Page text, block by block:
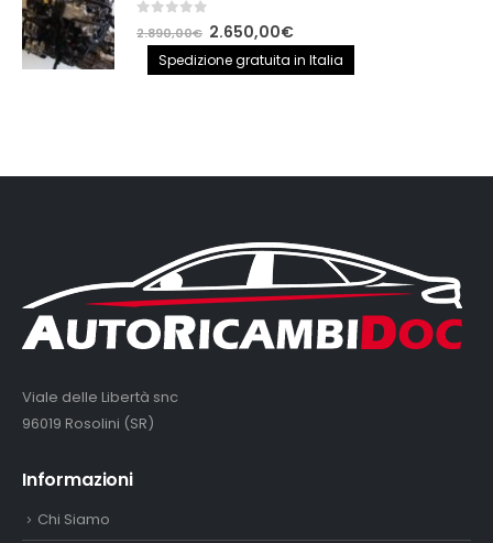
out of 5
2.890,00€ Il
prezzo
originale
2.650,00€Il
prezzo
attuale
Spedizione gratuita in Italia
Viale delle Libertà snc
96019 Rosolini (SR)
Informazioni
Chi Siamo